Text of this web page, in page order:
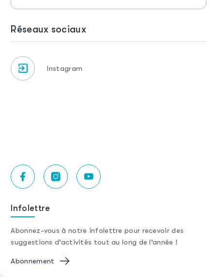
Réseaux sociaux
Instagram
Infolettre
Abonnez-vous à notre infolettre pour recevoir des
suggestions d’activités tout au long de l’année !
Abonnement